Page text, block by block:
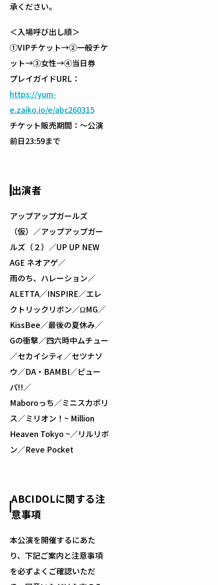
承ください。
＜入場呼び出し順＞
①VIPチケット→②一般チケ
ット→③女性→④当日券
プレイガイドURL：
https://yum-
e.zaiko.io/e/abc260315
チケット販売期間：～公演
前日23:59まで
出演者
アップアップガールズ
（仮）／アップアップガー
ルズ（２）／UP UP NEW
AGE ネオアゲ／
雨のち、ハレーション／
ALETTA／INSPIRE／エレ
クトリックリボン／ΩMG／
KissBee／最後の夏休み／
Gの衝撃／四六時中ムチュー
／セカイシティ／セツナソ
ウ／DA・BAMBI／ピュー
パ!!／
Maboroっち／ミニスカポリ
ス／ミリオン！~ Million
Heaven Tokyo ~／リルリボ
ン／Reve Pocket
ABCIDOLに関する注
意事項
本公演を開催するにあた
り、下記ご案内と注意事項
を必ずよくご確認いただ